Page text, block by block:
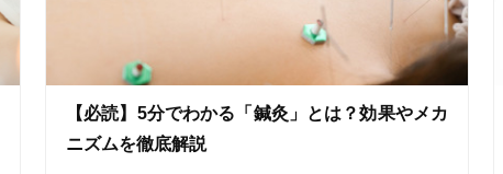
オンラインサポートあり 丁寧な説明
カルテ共有
【必読】5分でわかる「鍼灸」とは？効果やメカ
ニズムを徹底解説